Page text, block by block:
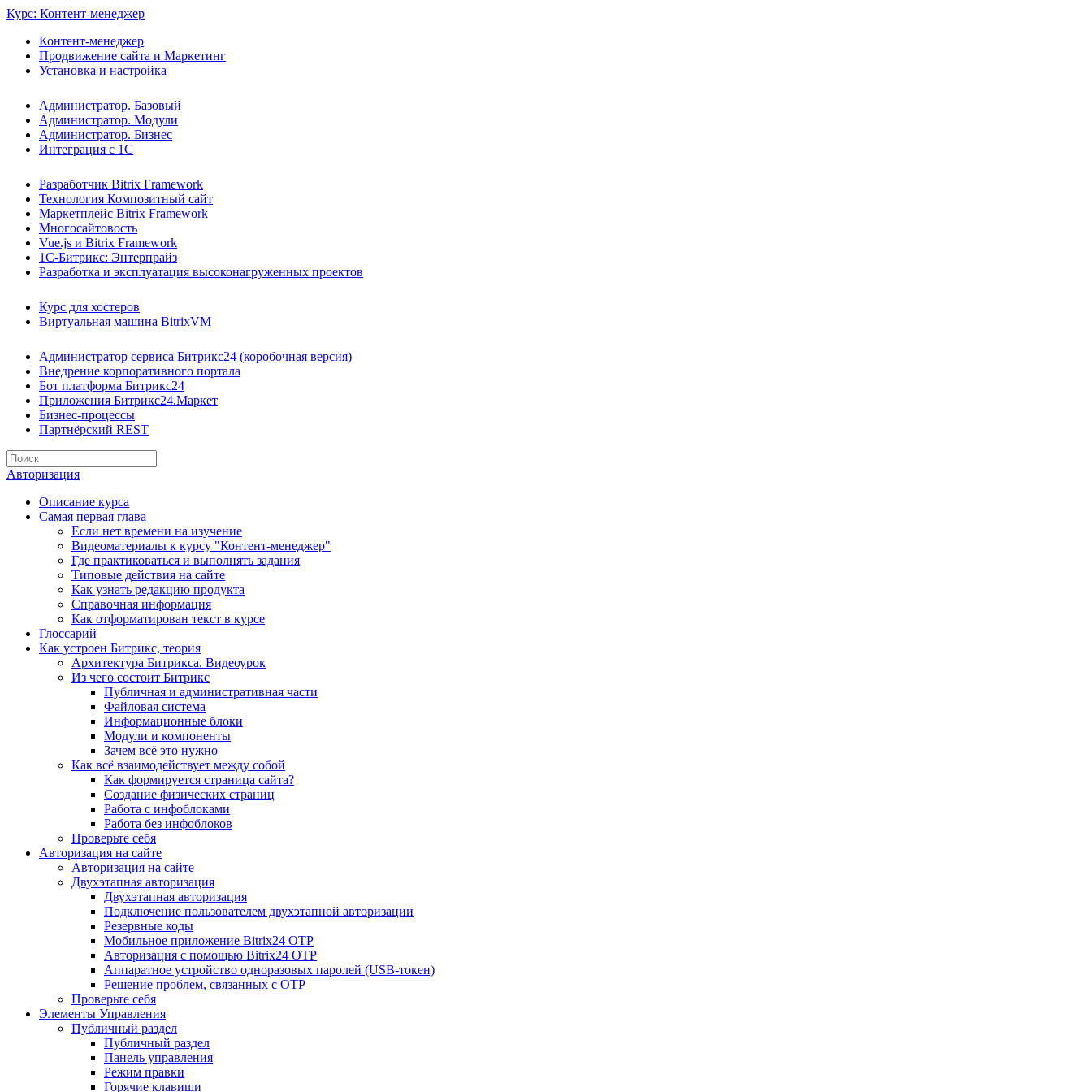
Курс: Контент-менеджер
Контент-менеджер
Продвижение сайта и Маркетинг
Установка и настройка
Администратор. Базовый
Администратор. Модули
Администратор. Бизнес
Интеграция с 1С
Разработчик Bitrix Framework
Технология Композитный сайт
Маркетплейс Bitrix Framework
Многосайтовость
Vue.js и Bitrix Framework
1С-Битрикс: Энтерпрайз
Разработка и эксплуатация высоконагруженных проектов
Курс для хостеров
Виртуальная машина BitrixVM
Администратор сервиса Битрикс24 (коробочная версия)
Внедрение корпоративного портала
Бот платформа Битрикс24
Приложения Битрикс24.Маркет
Бизнес-процессы
Партнёрский REST
Авторизация
Описание курса
Самая первая глава
Если нет времени на изучение
Видеоматериалы к курсу "Контент-менеджер"
Где практиковаться и выполнять задания
Типовые действия на сайте
Как узнать редакцию продукта
Справочная информация
Как отформатирован текст в курсе
Глоссарий
Как устроен Битрикс, теория
Архитектура Битрикса. Видеоурок
Из чего состоит Битрикс
Публичная и административная части
Файловая система
Информационные блоки
Модули и компоненты
Зачем всё это нужно
Как всё взаимодействует между собой
Как формируется страница сайта?
Создание физических страниц
Работа с инфоблоками
Работа без инфоблоков
Проверьте себя
Авторизация на сайте
Авторизация на сайте
Двухэтапная авторизация
Двухэтапная авторизация
Подключение пользователем двухэтапной авторизации
Резервные коды
Мобильное приложение Bitrix24 OTP
Авторизация с помощью Bitrix24 OTP
Аппаратное устройство одноразовых паролей (USB-токен)
Решение проблем, связанных с OTP
Проверьте себя
Элементы Управления
Публичный раздел
Публичный раздел
Панель управления
Режим правки
Горячие клавиши